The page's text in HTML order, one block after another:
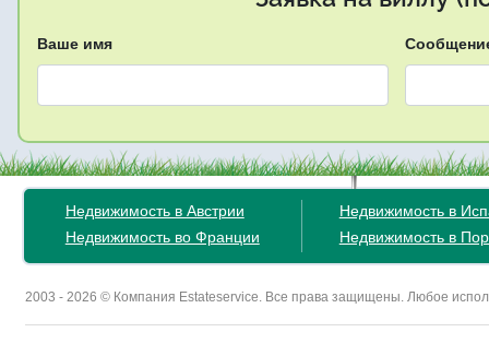
Ваше имя
Недвижимость в Австрии
Недвижимость во Франции
Недвижимость в
Недвижимость в
2003 - 2026 © Компания Estateservice. Все права защищены. Любое